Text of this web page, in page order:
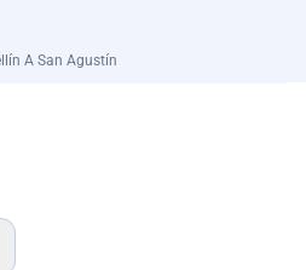
A San Agustín